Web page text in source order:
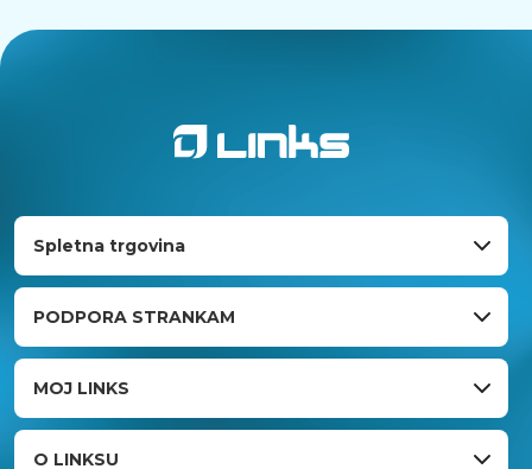
Spletna trgovina
PODPORA STRANKAM
MOJ LINKS
O LINKSU